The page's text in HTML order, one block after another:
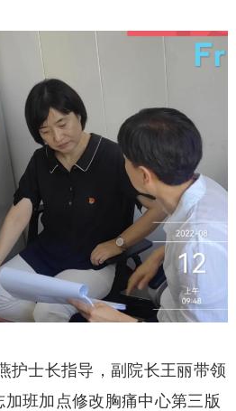
护士长指导，副院长王丽带领
班加点修改胸痛中心第三版